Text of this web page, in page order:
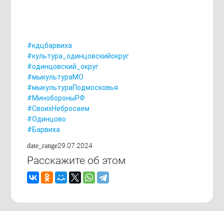
#кдцбарвиха
#культура_одинцовскийокруг
#одинцовский_округ
#мыкультураМО
#мыкультураПодмосковья
#МинобороныРФ
#СвоихНебросаем
#Одинцово
#Барвиха
date_range29.07.2024
Расскажите об этом